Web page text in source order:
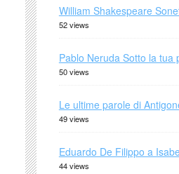
William Shakespeare
52 views
Pablo Neruda Sotto la tua
50 views
Le ultime parole di
49 views
Eduardo De Filippo a
44 views